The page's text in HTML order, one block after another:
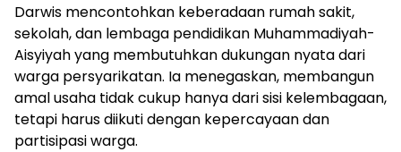
Darwis mencontohkan keberadaan rumah sakit,
sekolah, dan lembaga pendidikan Muhammadiyah-
Aisyiyah yang membutuhkan dukungan nyata dari
warga persyarikatan. Ia menegaskan, membangun
amal usaha tidak cukup hanya dari sisi kelembagaan,
tetapi harus diikuti dengan kepercayaan dan
partisipasi warga.